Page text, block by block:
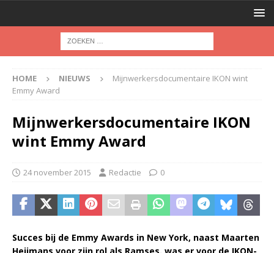
HOME NIEUWS
Mijnwerkersdocumentaire IKON wint
Emmy Award
Mijnwerkersdocumentaire IKON
wint Emmy Award
24 november 2015 Redactie 0
Succes bij de Emmy Awards in New York, naast Maarten